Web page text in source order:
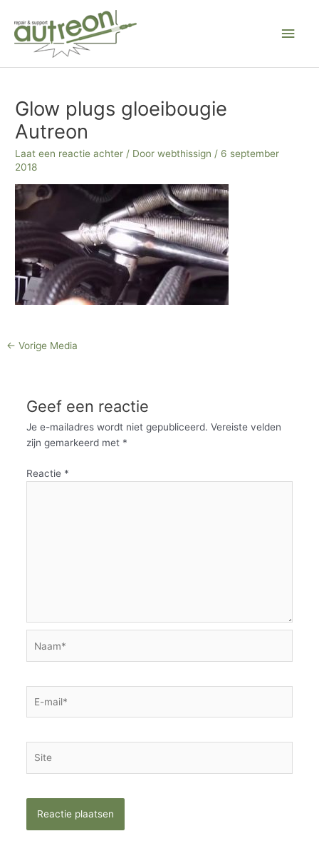
naar
Glow plugs gloeibougie
Autreon
Laat een reactie achter / Doorwebthissign / 6 september
2018
← Vorige Media
Geef een reactie
Je e-mailadres wordt niet gepubliceerd. Vereiste velden
zijn gemarkeerd met *
Reactie *
mail*